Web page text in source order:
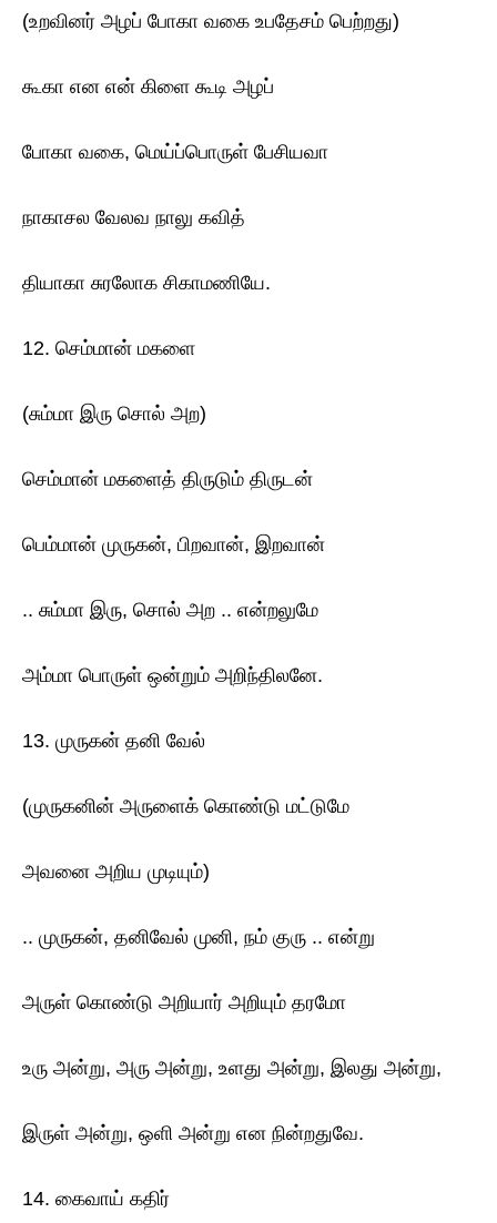
(உறவினர் அழப் போகா வகை உபதேசம் பெற்றது)
கூகா என என் கிளை கூடி அழப்
போகா வகை, மெய்ப்பொருள் பேசியவா
நாகாசல வேலவ நாலு கவித்
தியாகா சுரலோக சிகாமணியே.
12. செம்மான் மகளை
(சும்மா இரு சொல் அற)
செம்மான் மகளைத் திருடும் திருடன்
பெம்மான் முருகன், பிறவான், இறவான்
.. சும்மா இரு, சொல் அற .. என்றலுமே
அம்மா பொருள் ஒன்றும் அறிந்திலனே.
13. முருகன் தனி வேல்
(முருகனின் அருளைக் கொண்டு மட்டுமே
அவனை அறிய முடியும்)
.. முருகன், தனிவேல் முனி, நம் குரு .. என்று
அருள் கொண்டு அறியார் அறியும் தரமோ
உரு அன்று, அரு அன்று, உளது அன்று, இலது அன்று,
இருள் அன்று, ஒளி அன்று என நின்றதுவே.
14. கைவாய் கதிர்